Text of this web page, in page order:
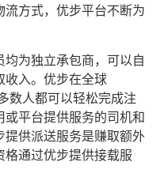
方式，优步平台不断为
为独立承包商，可以自
收入。优步在全球
数人都可以轻松完成注
平台提供服务的司机和
供派送服务是赚取额外
格通过优步提供接载服